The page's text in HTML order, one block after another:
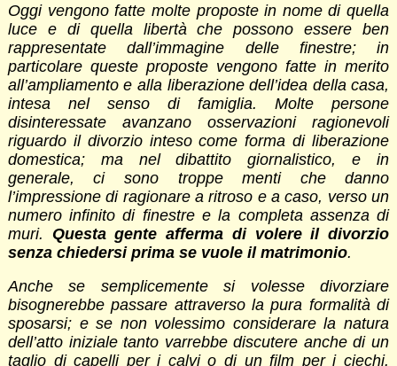
Oggi vengono fatte molte proposte in nome di quella
luce e di quella libertà che possono essere ben
rappresentate dall’immagine delle finestre; in
particolare queste proposte vengono fatte in merito
all’ampliamento e alla liberazione dell’idea della casa,
intesa nel senso di famiglia. Molte persone
disinteressate avanzano osservazioni ragionevoli
riguardo il divorzio inteso come forma di liberazione
domestica; ma nel dibattito giornalistico, e in
generale, ci sono troppe menti che danno
l’impressione di ragionare a ritroso e a caso, verso un
numero infinito di finestre e la completa assenza di
muri. Questa gente afferma di volere il divorzio
senza chiedersi prima se vuole il matrimonio.
Anche se semplicemente si volesse divorziare
bisognerebbe passare attraverso la pura formalità di
sposarsi; e se non volessimo considerare la natura
dell’atto iniziale tanto varrebbe discutere anche di un
taglio di capelli per i calvi o di un film per i ciechi.